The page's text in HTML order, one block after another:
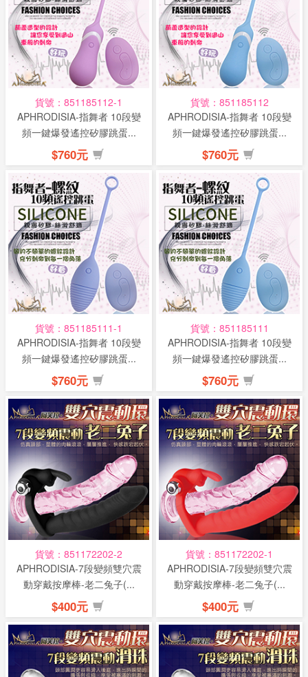
貨號：851185112-1
APHRODISIA-指舞者 10段變
頻一鍵爆發遙控矽膠跳蛋...
$760元
貨號：851185112
APHRODISIA-指舞者 10段變
頻一鍵爆發遙控矽膠跳蛋...
$760元
貨號：851185111-1
APHRODISIA-指舞者 10段變
頻一鍵爆發遙控矽膠跳蛋...
$760元
貨號：851185111
APHRODISIA-指舞者 10段變
頻一鍵爆發遙控矽膠跳蛋...
$760元
貨號：851172202-2
APHRODISIA-7段變頻雙穴震
動穿戴按摩棒-老二兔子(...
$400元
貨號：851172202-1
APHRODISIA-7段變頻雙穴震
動穿戴按摩棒-老二兔子(...
$400元